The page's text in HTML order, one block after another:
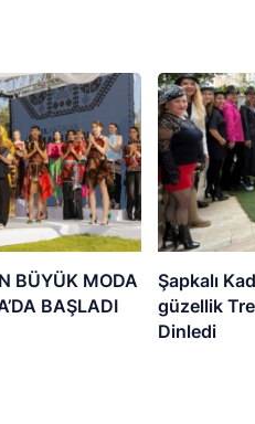
BÜYÜK MODA
BAŞLADI
Şapkalı
güzellik
Dinledi